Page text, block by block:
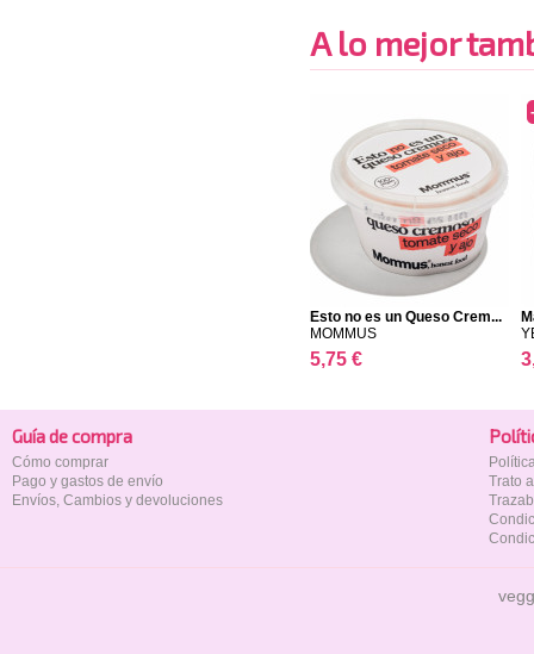
A lo mejor
Esto no es un Queso Crem...
MOMMUS
5,75 €
Guía de compra
Cómo comprar
Pago y gastos de envío
Envíos, Cambios y devoluciones
Trato